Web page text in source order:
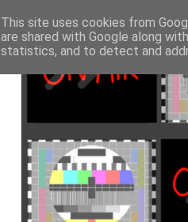
This site uses cookies from
are shared with Google along
statistics, and to detect and